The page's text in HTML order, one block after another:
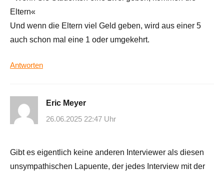
Eltern«
Und wenn die Eltern viel Geld geben, wird aus einer 5
auch schon mal eine 1 oder umgekehrt.
Antworten
Eric Meyer
26.06.2025 22:47 Uhr
Gibt es eigentlich keine anderen Interviewer als diesen
unsympathischen Lapuente, der jedes Interview mit der